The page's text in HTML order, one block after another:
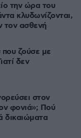
την ώρα του
κλυδωνίζονται,
τον ασθενή
που ζούσε με
δεν
στον
φονιά»; Πού
δικαιώματα